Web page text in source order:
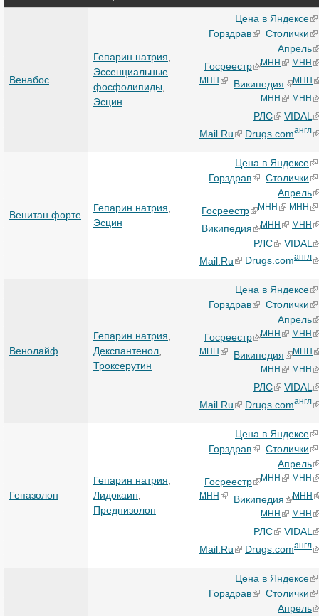
Венабос
Гепарин натрия
Эссенциальные
фосфолипиды
Эсцин
Цена в Яндексе
Горздрав
Столички
Апрель
Госреестр
МНН
МНН
МНН
Википедия
МНН
МНН
МНН
РЛС
VIDAL
Mail.Ru
Drugs.comангл
Венитан форте
Гепарин натрия
Эсцин
Цена в Яндексе
Горздрав
Столички
Апрель
Госреестр
МНН МНН
Википедия МНН МНН
РЛС
VIDAL
Mail.Ru
Drugs.comангл
Венолайф
Гепарин натрия
Декспантенол
Троксерутин
Цена в Яндексе
Горздрав
Столички
Апрель
Госреестр
МНН
МНН
МНН
Википедия
МНН
МНН
МНН
РЛС
VIDAL
Mail.Ru
Drugs.comангл
Гепазолон
Гепарин натрия
Лидокаин
Преднизолон
Цена в Яндексе
Горздрав
Столички
Апрель
Госреестр
МНН
МНН
МНН
Википедия
МНН
МНН
МНН
РЛС
VIDAL
Mail.Ru
Drugs.comангл
Цена в Яндексе
Горздрав
Столички
Апрель